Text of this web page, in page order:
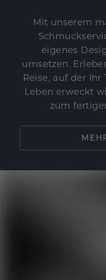
Mit unserem
eigenes
umsetzen.
Reise, auf der
Leben erweckt
zum